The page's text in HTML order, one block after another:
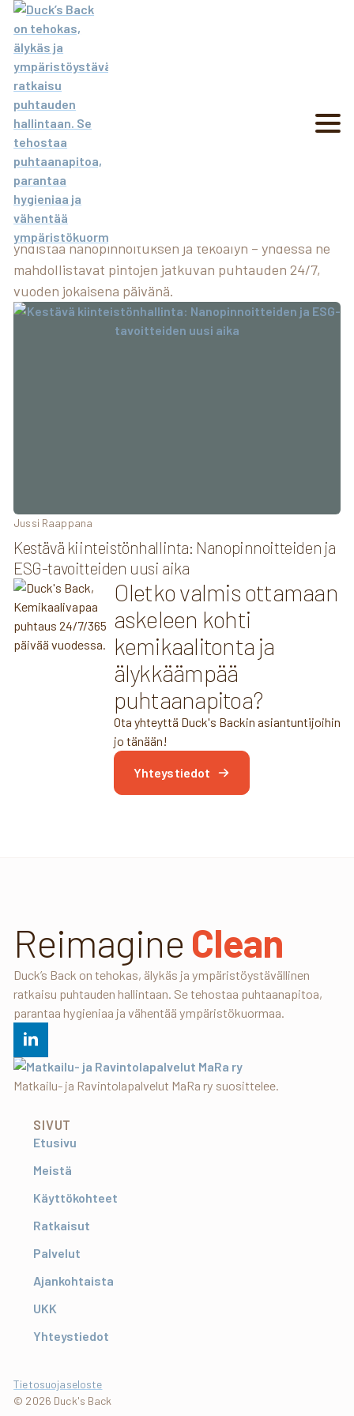
ARTIKKELIT
Ajankohtaista tietoa
kemikaalittomasta ja
älykkäästä puhtaanapidosta
Tutustu kemikaalittomaan puhtaanapitoon ja lue,
miten nanopinnoitus tehostaa siivousta. Duck’s Back
yhdistää nanopinnoituksen ja tekoälyn – yhdessä ne
mahdollistavat pintojen jatkuvan puhtauden 24/7,
vuoden jokaisena päivänä.
Kestävä kiinteistönhallinta: Nanopinnoitteiden ja
ESG-tavoitteiden uusi aika
Jussi Raappana
Oletko valmis ottamaan
askeleen kohti
kemikaalitonta ja
älykkäämpää
puhtaanapitoa?
Ota yhteyttä Duck's Backin asiantuntijoihin
jo tänään!
Yhteystiedot
Reimagine Clean
Duck’s Back on tehokas, älykäs ja ympäristöystävällinen
ratkaisu puhtauden hallintaan. Se tehostaa puhtaanapitoa,
parantaa hygieniaa ja vähentää ympäristökuormaa.
Matkailu- ja Ravintolapalvelut MaRa ry suosittelee.
SIVUT
Etusivu
Meistä
Käyttökohteet
Ratkaisut
Palvelut
Ajankohtaista
UKK
Yhteystiedot
© 2026 Duck's Back
Tietosuojaseloste